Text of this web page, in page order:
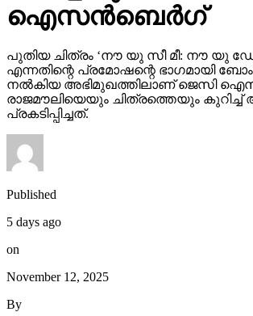
പുതിയ ചിത്രം ‘നൗ യു സീ മീ: നൗ യു
നല്‍കിയ അഭിമുഖത്തിലാണ് ജെസി
രാജമൗലിയെയും ചിത്രത്തെയും കുറിച്ച്
പ്രകടിപ്പിച്ചത്.
Published
5 days ago
on
November 12, 2025
By
webdesk18